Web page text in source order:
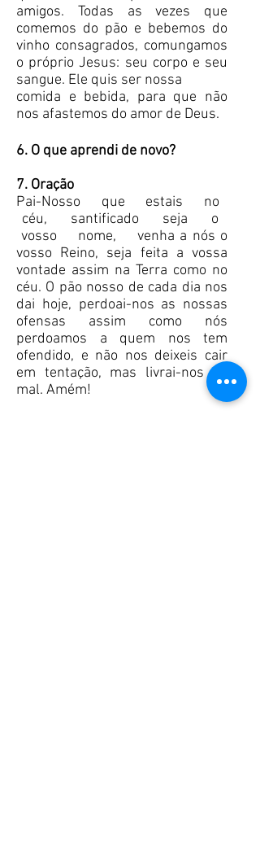
amigos. Todas as vezes que
comemos do pão e bebemos do
vinho consagrados, comungamos
o próprio Jesus: seu corpo e seu
sangue. Ele quis ser nossa
comida e bebida, para que não
nos afastemos do amor de Deus.
6. O que aprendi de novo?
7. Oração
Pai-Nosso que estais no
céu, santificado seja o
vosso nome, venha a nós o
vosso Reino, seja feita a vossa
vontade assim na Terra como no
céu. O pão nosso de cada dia nos
dai hoje, perdoai-nos as nossas
ofensas assim como nós
perdoamos a quem nos tem
ofendido, e não nos deixeis cair
em tentação, mas livrai-nos do
mal. Amém!